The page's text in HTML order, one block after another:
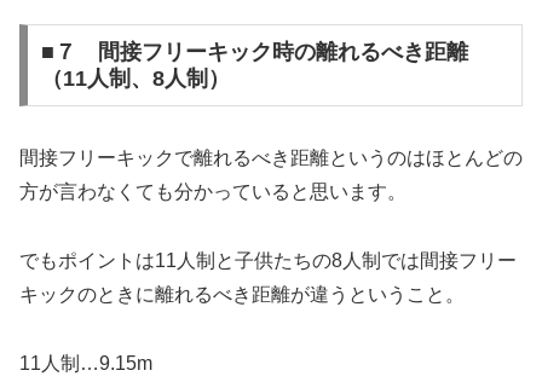
■７ 間接フリーキック時の離れるべき距離
（11人制、8人制）
間接フリーキックで離れるべき距離というのはほとんどの
方が言わなくても分かっていると思います。
でもポイントは11人制と子供たちの8人制では間接フリー
キックのときに離れるべき距離が違うということ。
11人制…9.15m